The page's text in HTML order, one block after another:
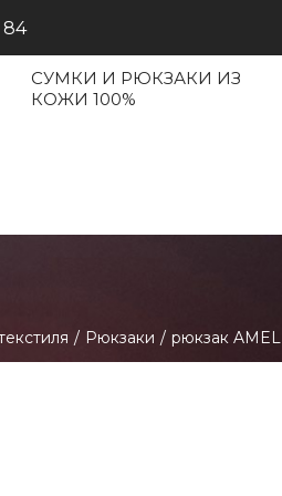
84
СУМКИ И РЮКЗАКИ ИЗ
КОЖИ 100%
/ Рюкзаки / рюкзак AMELI